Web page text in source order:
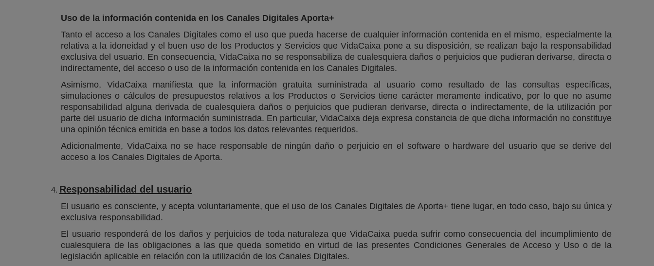
Uso de la información contenida en los Canales Digitales Aporta+
Tanto el acceso a los Canales Digitales como el uso que pueda hacerse de cualquier información contenida en el mismo, especialmente la
relativa a la idoneidad y el buen uso de los Productos y Servicios que VidaCaixa pone a su disposición, se realizan bajo la responsabilidad
exclusiva del usuario. En consecuencia, VidaCaixa no se responsabiliza de cualesquiera daños o perjuicios que pudieran derivarse, directa o
indirectamente, del acceso o uso de la información contenida en los Canales Digitales.
Asimismo, VidaCaixa manifiesta que la información gratuita suministrada al usuario como resultado de las consultas específicas,
simulaciones o cálculos de presupuestos relativos a los Productos o Servicios tiene carácter meramente indicativo, por lo que no asume
responsabilidad alguna derivada de cualesquiera daños o perjuicios que pudieran derivarse, directa o indirectamente, de la utilización por
parte del usuario de dicha información suministrada. En particular, VidaCaixa deja expresa constancia de que dicha información no constituye
una opinión técnica emitida en base a todos los datos relevantes requeridos.
Adicionalmente, VidaCaixa no se hace responsable de ningún daño o perjuicio en el software o hardware del usuario que se derive del
acceso a los Canales Digitales de Aporta.
Responsabilidad del usuario
El usuario es consciente, y acepta voluntariamente, que el uso de los Canales Digitales de Aporta+ tiene lugar, en todo caso, bajo su única y
exclusiva responsabilidad.
El usuario responderá de los daños y perjuicios de toda naturaleza que VidaCaixa pueda sufrir como consecuencia del incumplimiento de
cualesquiera de las obligaciones a las que queda sometido en virtud de las presentes Condiciones Generales de Acceso y Uso o de la
legislación aplicable en relación con la utilización de los Canales Digitales.